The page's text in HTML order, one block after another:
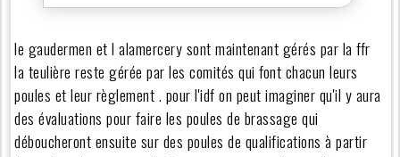
le gaudermen et l alamercery sont maintenant gérés par la ffr
la teulière reste gérée par les comités qui font chacun leurs
poules et leur règlement . pour l'idf on peut imaginer qu'il y aura
des évaluations pour faire les poules de brassage qui
déboucheront ensuite sur des poules de qualifications à partir